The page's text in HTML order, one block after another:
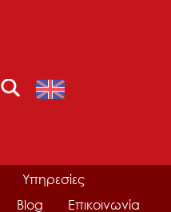
Υπηρεσίες
Blog Επικοινωνία